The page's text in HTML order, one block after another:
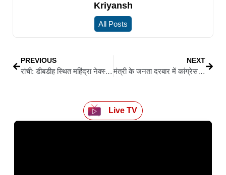
Kriyansh
All Posts
PREVIOUS
रांची: डीबडीह स्थित महिंद्रा नेक्स्जेन और टाटा मोटर्स शोरूम सील, नक्शा उल्लंघन और जमीन धोखाधड़ी का आरोप
NEXT
मंत्री के जनता दरबार में कांग्रेस पदाधिकारी ने लगाई गुहार, वर्षों से नहीं कट रही लगान रसीद
Live TV